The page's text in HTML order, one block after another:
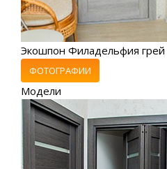
Экошпон Филадельфия грей
ФОТОГРАФИИ
Модели